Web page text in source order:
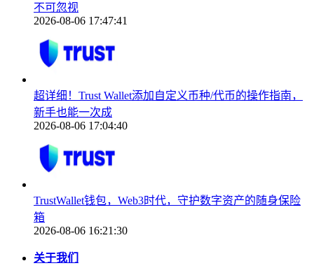
不可忽视
2026-08-06 17:47:41
超详细！Trust Wallet添加自定义币种/代币的操作指南，
新手也能一次成
2026-08-06 17:04:40
TrustWallet钱包，Web3时代，守护数字资产的随身保险
箱
2026-08-06 16:21:30
关于我们